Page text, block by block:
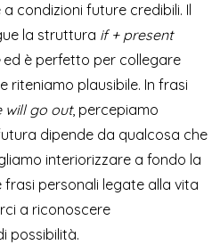
condizioni future credibili. Il
la struttura if + present
ed è perfetto per collegare
riteniamo plausibile. In frasi
will go out, percepiamo
dipende da qualcosa che
interiorizzare a fondo la
personali legate alla vita
a riconoscere
possibilità.